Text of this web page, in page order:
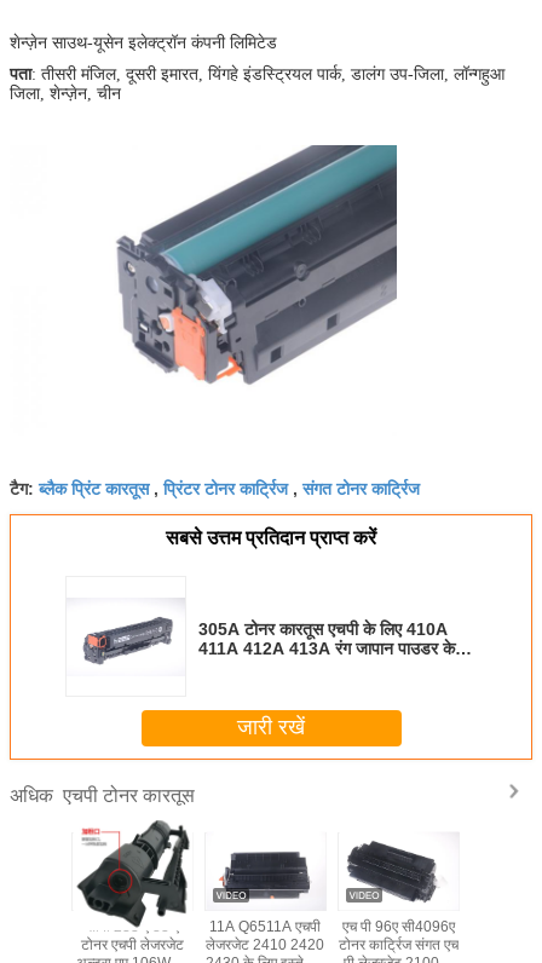
शेन्ज़ेन साउथ-यूसेन इलेक्ट्रॉन कंपनी लिमिटेड
पता: तीसरी मंजिल, दूसरी इमारत, यिंगहे इंडस्ट्रियल पार्क, डालंग उप-जिला, लॉन्गहुआ
जिला, शेन्ज़ेन, चीन
टैग:ब्लैक प्रिंट कारतूस,प्रिंटर टोनर कार्ट्रिज,संगत टोनर कार्ट्रिज
सबसे उत्तम प्रतिदान प्राप्त करें
305A टोनर कारतूस एचपी के लिए 410A
411A 412A 413A रंग जापान पाउडर के
जारी रखें
अधिक एचपी टोनर कारतूस
सीपी 233 ए 33 ए
टोनर एचपी लेजरजेट
11A Q6511A एचपी
लेजरजेट 2410 2420
एच पी 96ए सी4096ए
टोनर कार्ट्रिज संगत एच